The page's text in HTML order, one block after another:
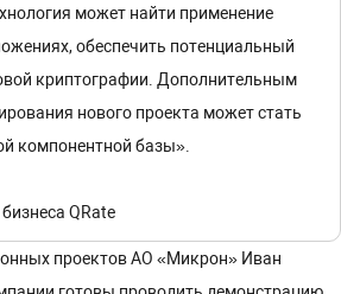
может найти применение
обеспечить потенциальный
криптографии. Дополнительным
нового проекта может стать
компонентной базы».
QRate
проектов АО «Микрон» Иван